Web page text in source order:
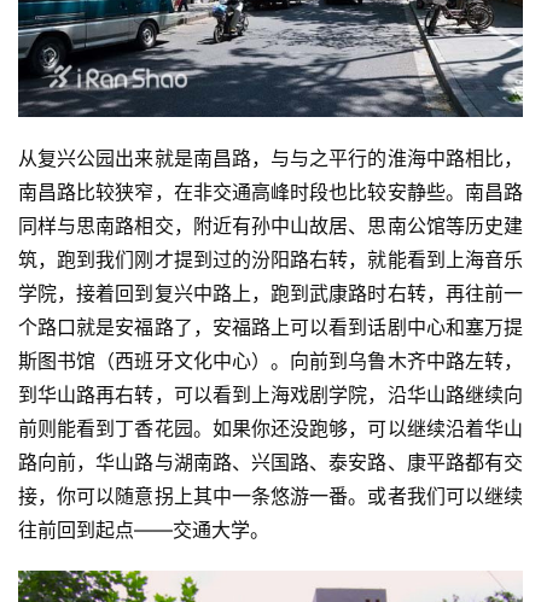
训
练
视
频
用
户
精
选
运
动
集
从复兴公园出来就是南昌路，与与之平行的淮海中路相比，
南昌路比较狭窄，在非交通高峰时段也比较安静些。南昌路
同样与思南路相交，附近有孙中山故居、思南公馆等历史建
筑，跑到我们刚才提到过的汾阳路右转，就能看到上海音乐
学院，接着回到复兴中路上，跑到武康路时右转，再往前一
个路口就是安福路了，安福路上可以看到话剧中心和塞万提
斯图书馆（西班牙文化中心）。向前到乌鲁木齐中路左转，
到华山路再右转，可以看到上海戏剧学院，沿华山路继续向
前则能看到丁香花园。如果你还没跑够，可以继续沿着华山
路向前，华山路与湖南路、兴国路、泰安路、康平路都有交
接，你可以随意拐上其中一条悠游一番。或者我们可以继续
往前回到起点——交通大学。